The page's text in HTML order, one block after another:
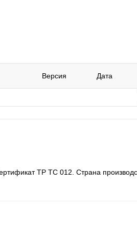
Версия Дата
ТР ТС 012. Страна